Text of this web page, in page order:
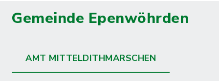
Gemeinde Epenwöhrden
AMT MITTELDITHMARSCHEN